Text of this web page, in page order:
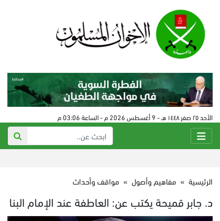
الأحد ٢٥ صفر ١٤٤٨ هـ - 9 أغسطس 2026 م - الساعة 03:06 م
الرئيسية » مفاهيم وأصول » مواقف وأحداث
د. جابر قميحة يكتب عن: العاطفة عند الإمام البنا